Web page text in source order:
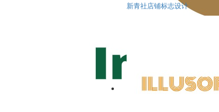
新青社店铺标志设计